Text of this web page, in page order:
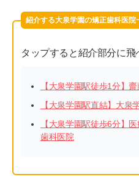
紹介する大泉学園の矯正歯科医院
タップすると紹介部分に飛
【大泉学園駅徒歩1分】
【大泉学園駅直結】大泉
【大泉学園駅徒歩6分】
歯科医院